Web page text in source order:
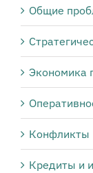
Общие
Экономика
Конфликты
Кредиты и